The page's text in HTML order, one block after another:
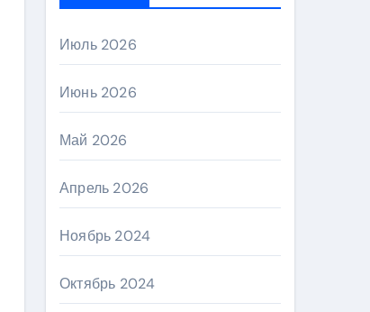
Июль 2026
Июнь 2026
Май 2026
Апрель 2026
Ноябрь 2024
Октябрь 2024